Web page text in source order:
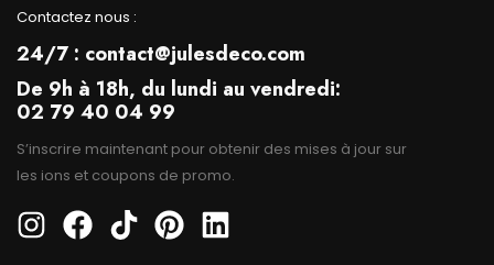
Contactez nous :
24/7 : contact@julesdeco.com
De 9h à 18h, du lundi au vendredi:
02 79 40 04 99
S’inscrire maintenant pour obtenir des mises à jour sur
les ions et coupons de promo.